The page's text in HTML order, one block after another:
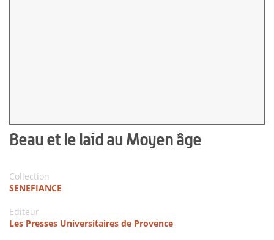
Beau et le laid au Moyen âge
Collection
SENEFIANCE
Editeur
Les Presses Universitaires de Provence